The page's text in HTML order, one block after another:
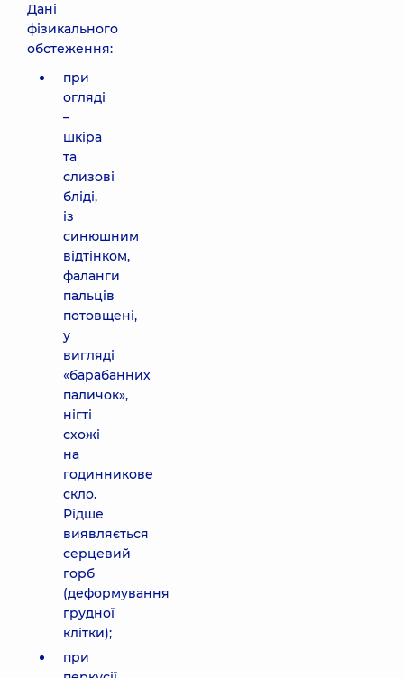
Дані
фізикального
обстеження:
при
огляді
–
шкіра
та
слизові
бліді,
із
синюшним
відтінком,
фаланги
пальців
потовщені,
у
вигляді
«барабанних
паличок»,
нігті
схожі
на
годинникове
скло.
Рідше
виявляється
серцевий
горб
(деформування
грудної
клітки);
при